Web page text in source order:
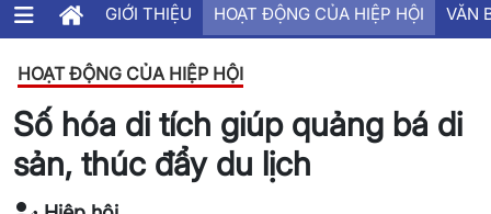
GIỚI THIỆU HOẠT ĐỘNG CỦA HIỆP HỘI VĂN
HOẠT ĐỘNG CỦA HIỆP HỘI
Số hóa di tích giúp quảng bá di
sản, thúc đẩy du lịch